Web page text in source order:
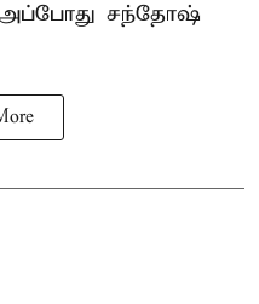
அப்போது சந்தோஷ்